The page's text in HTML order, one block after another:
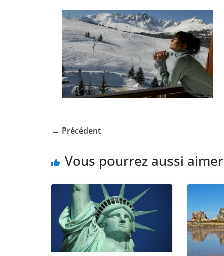
← Précédent
Vous pourrez aussi aimer